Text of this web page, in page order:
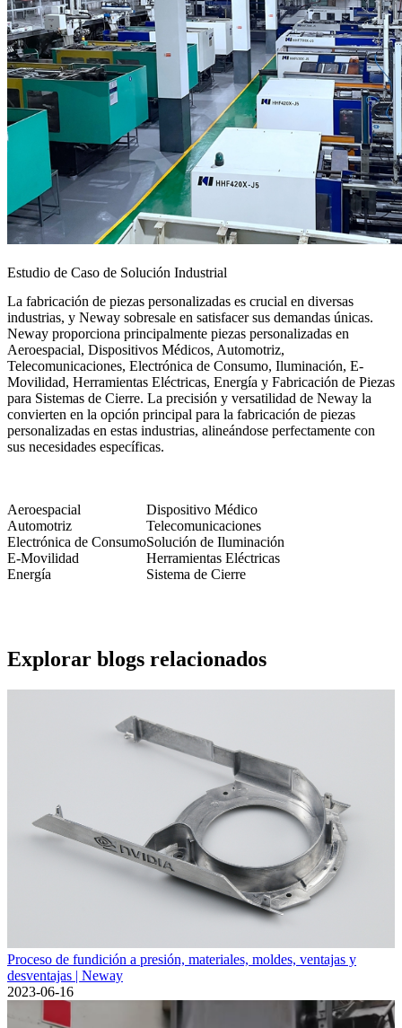
Estudio de Caso de Solución Industrial
La fabricación de piezas personalizadas es crucial en diversas
industrias, y Neway sobresale en satisfacer sus demandas únicas.
Neway proporciona principalmente piezas personalizadas en
Aeroespacial, Dispositivos Médicos, Automotriz,
Telecomunicaciones, Electrónica de Consumo, Iluminación, E-
Movilidad, Herramientas Eléctricas, Energía y Fabricación de Piezas
para Sistemas de Cierre. La precisión y versatilidad de Neway la
convierten en la opción principal para la fabricación de piezas
personalizadas en estas industrias, alineándose perfectamente con
sus necesidades específicas.
Aeroespacial
Dispositivo Médico
Automotriz
Telecomunicaciones
Electrónica de ConsumoSolución de Iluminación
E-Movilidad
Herramientas Eléctricas
Energía
Sistema de Cierre
Explorar blogs relacionados
Proceso de fundición a presión, materiales, moldes, ventajas y
desventajas | Neway
2023-06-16